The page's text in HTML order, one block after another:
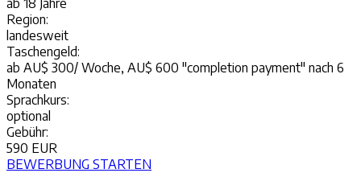
Region:
landesweit
Taschengeld:
ab AU$ 300/ Woche, AU$ 600 "completion payment" nach 6
Monaten
Sprachkurs:
optional
Gebühr:
590 EUR
BEWERBUNG STARTEN